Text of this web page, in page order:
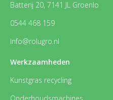
Batterij 20, 7141 JL Groenlo
0544 468 159
Info@rolugro.nl
Werkzaamheden
Kunstgras recycling
Onderhoudsmachines